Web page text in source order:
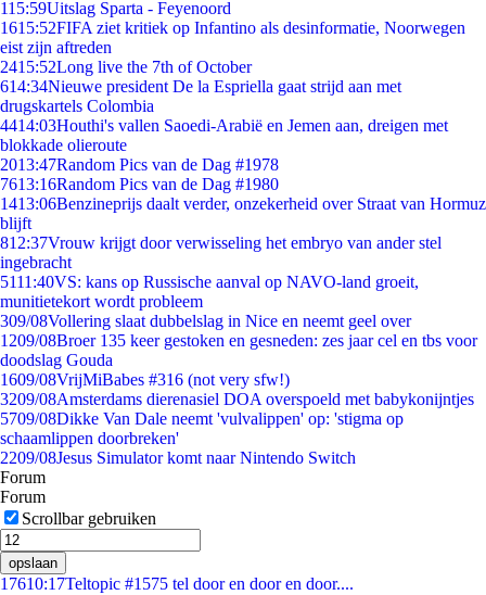
115:59Uitslag Sparta - Feyenoord
1615:52FIFA ziet kritiek op Infantino als desinformatie, Noorwegen
eist zijn aftreden
2415:52Long live the 7th of October
614:34Nieuwe president De la Espriella gaat strijd aan met
drugskartels Colombia
4414:03Houthi's vallen Saoedi-Arabië en Jemen aan, dreigen met
blokkade olieroute
2013:47Random Pics van de Dag #1978
7613:16Random Pics van de Dag #1980
1413:06Benzineprijs daalt verder, onzekerheid over Straat van Hormuz
blijft
812:37Vrouw krijgt door verwisseling het embryo van ander stel
ingebracht
5111:40VS: kans op Russische aanval op NAVO-land groeit,
munitietekort wordt probleem
309/08Vollering slaat dubbelslag in Nice en neemt geel over
1209/08Broer 135 keer gestoken en gesneden: zes jaar cel en tbs voor
doodslag Gouda
1609/08VrijMiBabes #316 (not very sfw!)
3209/08Amsterdams dierenasiel DOA overspoeld met babykonijntjes
5709/08Dikke Van Dale neemt 'vulvalippen' op: 'stigma op
schaamlippen doorbreken'
2209/08Jesus Simulator komt naar Nintendo Switch
Forum
Forum
Scrollbar gebruiken
opslaan
17610:17Teltopic #1575 tel door en door en door....